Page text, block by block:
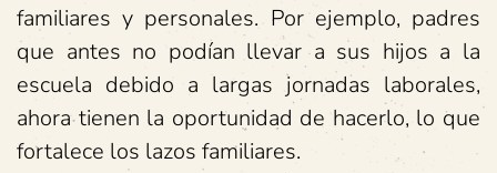
familiares y personales. Por ejemplo, padres
que antes no podían llevar a sus hijos a la
escuela debido a largas jornadas laborales,
ahora tienen la oportunidad de hacerlo, lo que
fortalece los lazos familiares.